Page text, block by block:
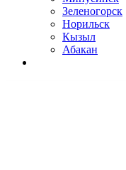
Зеленогорск
Норильск
Кызыл
Абакан